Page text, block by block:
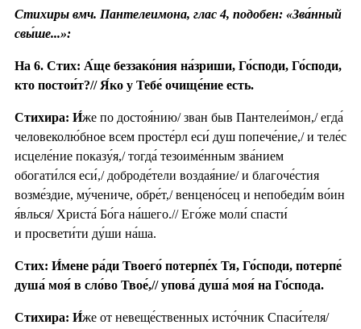
Стихиры вмч. Пантелеимона, глас 4, подобен: «Зва́нный
свы́ше...»:
На 6. Стих: А́ще беззако́ния на́зриши, Го́споди, Го́споди,
кто постои́т?// Я́ко у Тебе́ очище́ние есть.
Стихира: И́же по достоя́нию/ зван быв Пантелеи́мон,/ егда́
человеколю́бное всем просте́рл еси́ душ попече́ние,/ и теле́с
исцеле́ние показу́я,/ тогда́ тезоиме́нным зва́нием
обогати́лся еси́,/ доброде́тели воздая́ние/ и благоче́стия
возме́здие, му́чениче, обре́т,/ венцено́сец и непобеди́м во́ин
я́влься/ Христа́ Бо́га на́шего.// Его́же моли́ спасти́
и просвети́ти ду́ши на́ша.
Стих: И́мене ра́ди Твоего́ потерпе́х Тя, Го́споди, потерпе́
душа́ моя́ в сло́во Твое́,// упова́ душа́ моя́ на Го́спода.
Стихира: И́же от невеще́ственных исто́чник Спаси́теля/